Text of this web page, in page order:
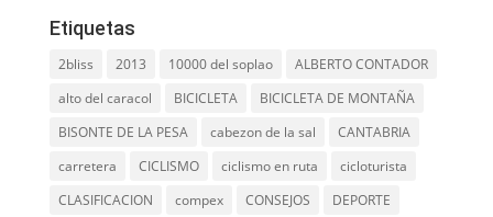
Etiquetas
2bliss 2013 10000 del soplao
ALBERTO CONTADOR
alto del caracol
BICICLETA
BICICLETA DE MONTAÑA
BISONTE DE LA PESA
cabezon de la sal
CANTABRIA
carretera
CICLISMO ciclismo en ruta
cicloturista
CLASIFICACION
compex CONSEJOS DEPORTE